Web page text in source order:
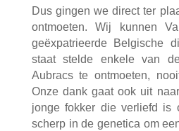
Dus gingen we direct ter
ontmoeten. Wij kunnen
geëxpatrieerde Belgische
staat stelde enkele van
Aubracs te ontmoeten,
Onze dank gaat ook uit
jonge fokker die verliefd is
scherp in de genetica om